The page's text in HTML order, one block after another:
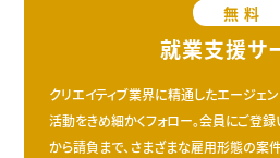
無料
就業支援サ
クリエイティブ業界に精通したエージェ
活動をきめ細かくフォロー。会員にご登録
から請負まで、さまざまな雇用形態の案